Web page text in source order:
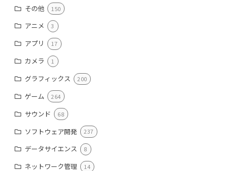
その他 150
アニメ 3
アプリ 17
カメラ 1
グラフィックス 200
ゲーム 264
サウンド 68
ソフトウェア開発 237
データサイエンス 8
ネットワーク管理 14